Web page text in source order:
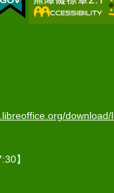
】